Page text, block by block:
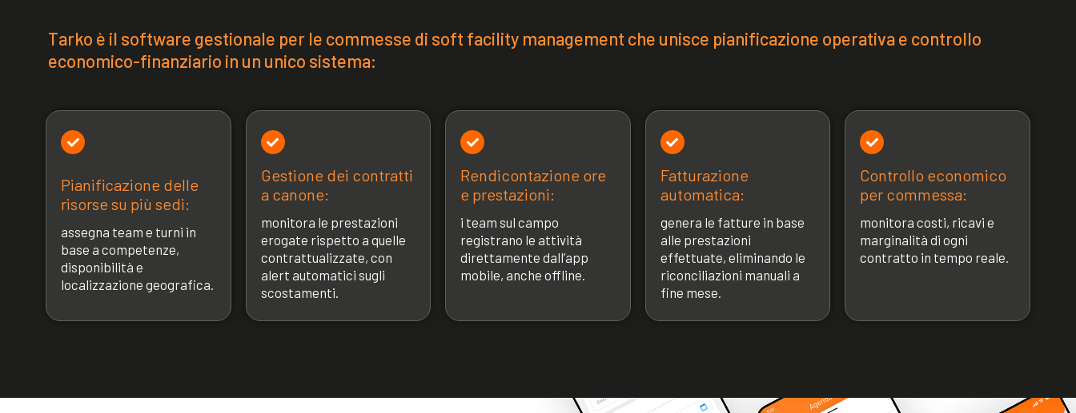
Tarko è il software gestionale per le commesse di soft facility management che unisce pianificazione operativa e controllo
economico-finanziario in un unico sistema:
Pianificazione delle
risorse su più sedi:
assegna team e turni in
base a competenze,
disponibilità e
localizzazione geografica.
Gestione dei contratti
a canone:
monitora le prestazioni
erogate rispetto a quelle
contrattualizzate, con
alert automatici sugli
scostamenti.
Rendicontazione ore
e prestazioni:
i team sul campo
registrano le attività
direttamente dall’app
mobile, anche offline.
Fatturazione
automatica:
genera le fatture in base
alle prestazioni
effettuate, eliminando le
riconciliazioni manuali a
fine mese.
Controllo economico
per commessa:
monitora costi, ricavi e
marginalità di ogni
contratto in tempo reale.